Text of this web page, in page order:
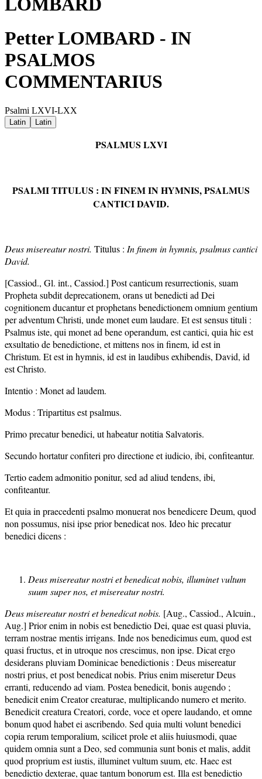
Petter LOMBARD - IN
PSALMOS
COMMENTARIUS
Psalmi LXVI-LXX
Latin Latin
PSALMUS LXVI
PSALMI TITULUS : IN FINEM IN HYMNIS, PSALMUS
CANTICI DAVID.
Deus misereatur nostri. Titulus : In finem in hymnis, psalmus cantici
David.
[Cassiod., Gl. int., Cassiod.] Post canticum resurrectionis, suam
Propheta subdit deprecationem, orans ut benedicti ad Dei
cognitionem ducantur et prophetans benedictionem omnium gentium
per adventum Christi, unde monet eum laudare. Et est sensus tituli :
Psalmus iste, qui monet ad bene operandum, est cantici, quia hic est
exsultatio de benedictione, et mittens nos in finem, id est in
Christum. Et est in hymnis, id est in laudibus exhibendis, David, id
est Christo.
Intentio : Monet ad laudem.
Modus : Tripartitus est psalmus.
Primo precatur benedici, ut habeatur notitia Salvatoris.
Secundo hortatur confiteri pro directione et iudicio, ibi, confiteantur.
Tertio eadem admonitio ponitur, sed ad aliud tendens, ibi,
confiteantur.
Et quia in praecedenti psalmo monuerat nos benedicere Deum, quod
non possumus, nisi ipse prior benedicat nos. Ideo hic precatur
benedici dicens :
Deus misereatur nostri et benedicat nobis, illuminet vultum
suum super nos, et misereatur nostri.
Deus misereatur nostri et benedicat nobis. [Aug., Cassiod., Alcuin.,
Aug.] Prior enim in nobis est benedictio Dei, quae est quasi pluvia,
terram nostrae mentis irrigans. Inde nos benedicimus eum, quod est
quasi fructus, et in utroque nos crescimus, non ipse. Dicat ergo
desiderans pluviam Dominicae benedictionis : Deus misereatur
nostri prius, et post benedicat nobis. Prius enim miseretur Deus
erranti, reducendo ad viam. Postea benedicit, bonis augendo ;
benedicit enim Creator creaturae, multiplicando numero et merito.
Benedicit creatura Creatori, corde, voce et opere laudando, et omne
bonum quod habet ei ascribendo. Sed quia multi volunt benedici
copia rerum temporalium, scilicet prole et aliis huiusmodi, quae
quidem omnia sunt a Deo, sed communia sunt bonis et malis, addit
quod proprium est iustis, illuminet vultum suum, etc. Haec est
benedictio dexterae, quae tantum bonorum est. Illa est benedictio